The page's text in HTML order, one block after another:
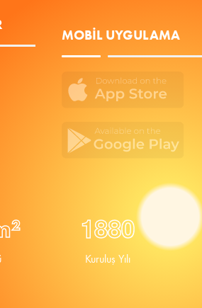
MOBIL UYGULAMA
1880
Kuruluş Yılı